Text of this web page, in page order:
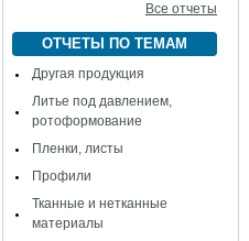
Все отчеты
ОТЧЕТЫ ПО ТЕМАМ
Другая продукция
Литье под давлением,
ротоформование
Пленки, листы
Профили
Тканные и нетканные
материалы